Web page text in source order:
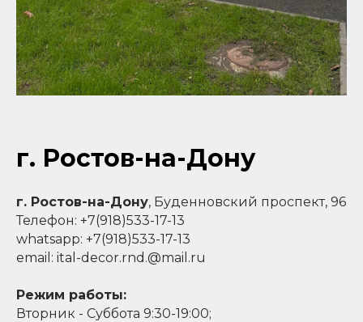
г. Ростов-на-Дону
г. Ростов-на-Дону, Буденновский проспект, 96
Телефон: +7(918)533-17-13
whatsapp: +7(918)533-17-13
email: ital-decor.rnd.@mail.ru
Режим работы:
Вторник - Суббота 9:30-19:00;